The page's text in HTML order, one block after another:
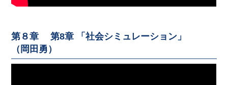
第８章 第8章 「社会シミュレーション」
（岡田勇）